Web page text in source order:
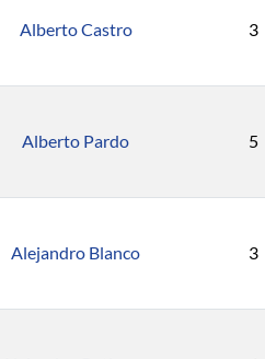
Alberto Castro 3
Alberto Pardo 5
Alejandro Blanco 3